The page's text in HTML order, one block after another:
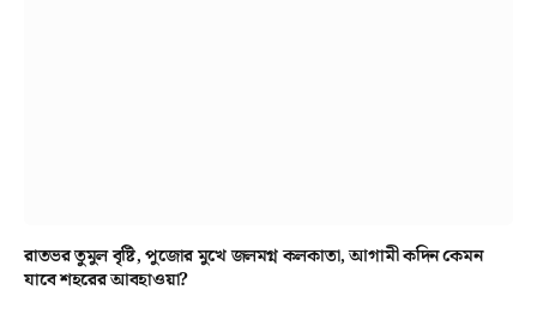
রাতভর তুমুল বৃষ্টি, পুজোর মুখে জলমগ্ন কলকাতা, আগামী কদিন কেমন
যাবে শহরের আবহাওয়া?